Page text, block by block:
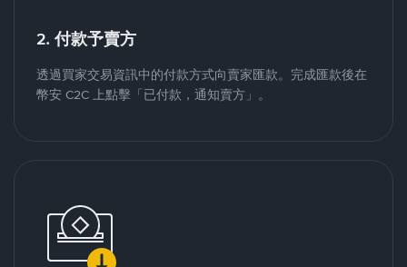
2. 付款予賣方
透過買家交易資訊中的付款方式向賣家匯款。完成匯款後在
幣安 C2C 上點擊「已付款，通知賣方」。